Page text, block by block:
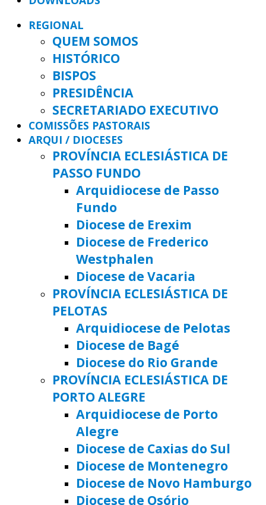
REGIONAL
QUEM SOMOS
HISTÓRICO
BISPOS
PRESIDÊNCIA
SECRETARIADO EXECUTIVO
COMISSÕES PASTORAIS
ARQUI / DIOCESES
PROVÍNCIA ECLESIÁSTICA DE
PASSO FUNDO
Arquidiocese de Passo
Fundo
Diocese de Erexim
Diocese de Frederico
Westphalen
Diocese de Vacaria
PROVÍNCIA ECLESIÁSTICA DE
PELOTAS
Arquidiocese de Pelotas
Diocese de Bagé
Diocese do Rio Grande
PROVÍNCIA ECLESIÁSTICA DE
PORTO ALEGRE
Arquidiocese de Porto
Alegre
Diocese de Caxias do Sul
Diocese de Montenegro
Diocese de Novo Hamburgo
Diocese de Osório